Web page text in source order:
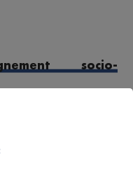
socio-
locaux